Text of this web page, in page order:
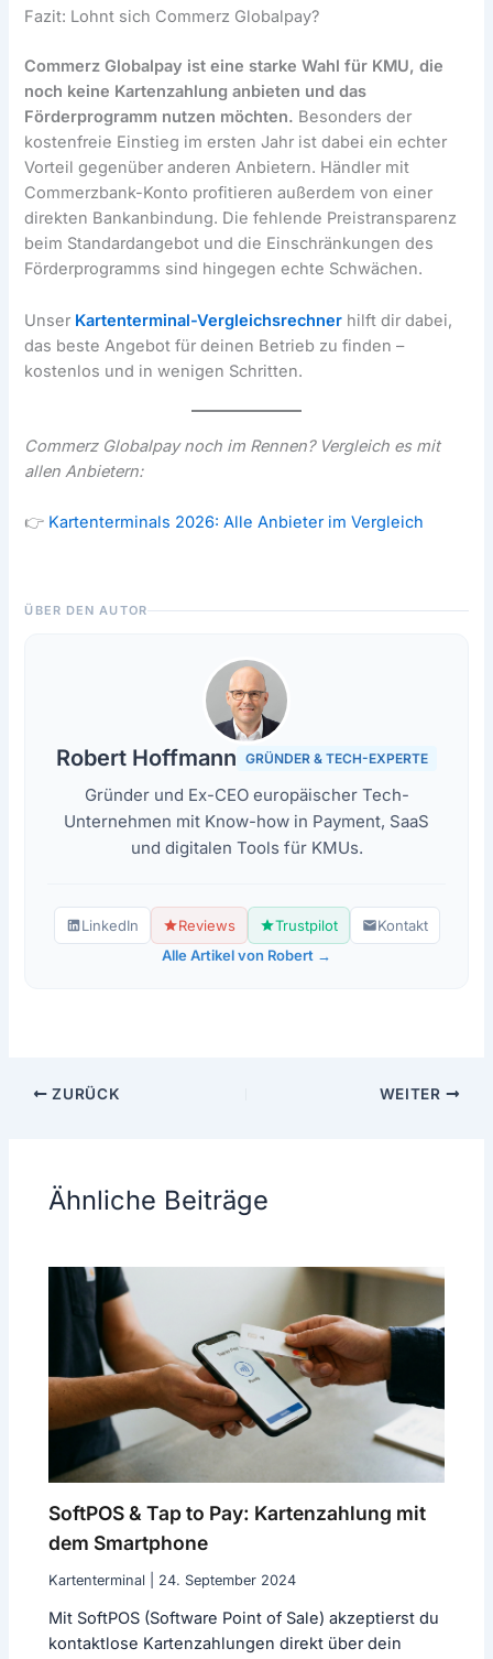
Fazit: Lohnt sich Commerz Globalpay?
Commerz Globalpay ist eine starke Wahl für KMU, die
noch keine Kartenzahlung anbieten und das
Förderprogramm nutzen möchten. Besonders der
kostenfreie Einstieg im ersten Jahr ist dabei ein echter
Vorteil gegenüber anderen Anbietern. Händler mit
Commerzbank-Konto profitieren außerdem von einer
direkten Bankanbindung. Die fehlende Preistransparenz
beim Standardangebot und die Einschränkungen des
Förderprogramms sind hingegen echte Schwächen.
Unser Kartenterminal-Vergleichsrechner hilft dir dabei,
das beste Angebot für deinen Betrieb zu finden –
kostenlos und in wenigen Schritten.
Commerz Globalpay noch im Rennen? Vergleich es mit
allen Anbietern:
👉 Kartenterminals 2026: Alle Anbieter im Vergleich
ÜBER DEN AUTOR
Robert Hoffmann GRÜNDER & TECH-EXPERTE
Gründer und Ex-CEO europäischer Tech-
Unternehmen mit Know-how in Payment, SaaS
und digitalen Tools für KMUs.
LinkedIn Reviews Trustpilot
Kontakt
Alle Artikel von Robert →
ZURÜCK WEITER
Ähnliche Beiträge
SoftPOS & Tap to Pay: Kartenzahlung mit
dem Smartphone
Kartenterminal 24. September 2024
Mit SoftPOS (Software Point of Sale) akzeptierst du
kontaktlose Kartenzahlungen direkt über dein